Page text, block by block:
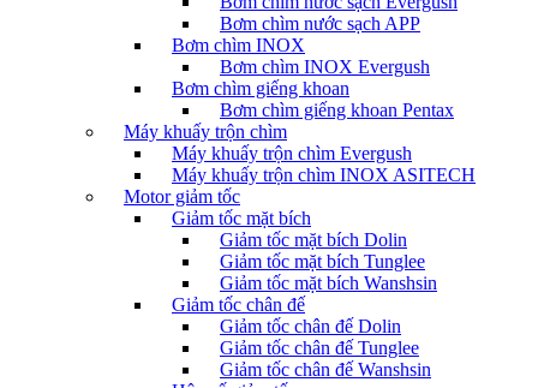
Bơm chìm nước sạch APP
Bơm chìm INOX
Bơm chìm INOX Evergush
Bơm chìm giếng khoan
Bơm chìm giếng khoan Pentax
Máy khuấy trộn chìm
Máy khuấy trộn chìm Evergush
Máy khuấy trộn chìm INOX ASITECH
Motor giảm tốc
Giảm tốc mặt bích
Giảm tốc mặt bích Dolin
Giảm tốc mặt bích Tunglee
Giảm tốc mặt bích Wanshsin
Giảm tốc chân đế
Giảm tốc chân đế Dolin
Giảm tốc chân đế Tunglee
Giảm tốc chân đế Wanshsin